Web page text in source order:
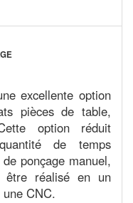
excellente option
pièces de table,
option réduit
de temps
ponçage manuel,
être réalisé en un
CNC.